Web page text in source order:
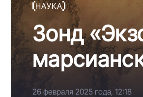
НАУКА
Зонд
26 февраля 2025 года, 12:18